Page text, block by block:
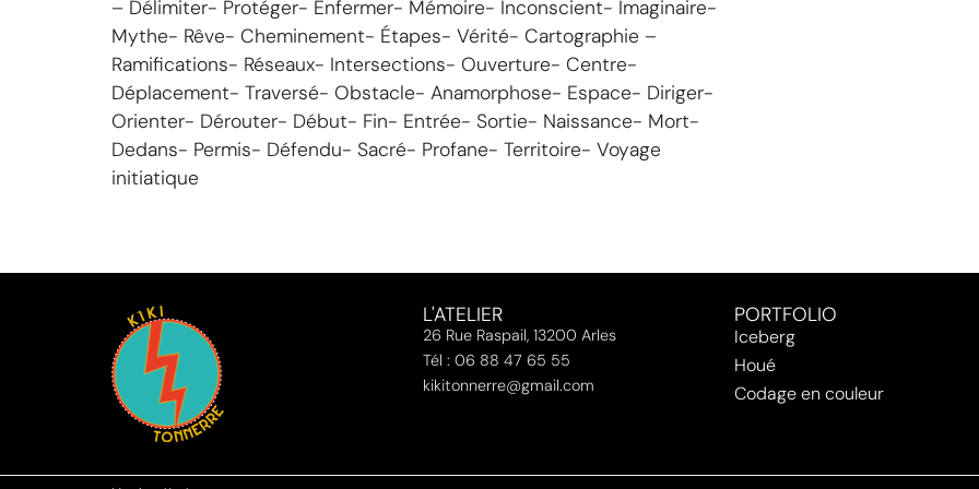
– Délimiter- Protéger- Enfermer- Mémoire- Inconscient- Imaginaire-
Mythe- Rêve- Cheminement- Étapes- Vérité- Cartographie –
Ramifications- Réseaux- Intersections- Ouverture- Centre-
Déplacement- Traversé- Obstacle- Anamorphose- Espace- Diriger-
Orienter- Dérouter- Début- Fin- Entrée- Sortie- Naissance- Mort-
Dedans- Permis- Défendu- Sacré- Profane- Territoire- Voyage
initiatique
L'ATELIER
26 Rue Raspail, 13200 Arles
Tél : 06 88 47 65 55
kikitonnerre@gmail.com
PORTFOLIO
Iceberg
Houé
Codage en couleur